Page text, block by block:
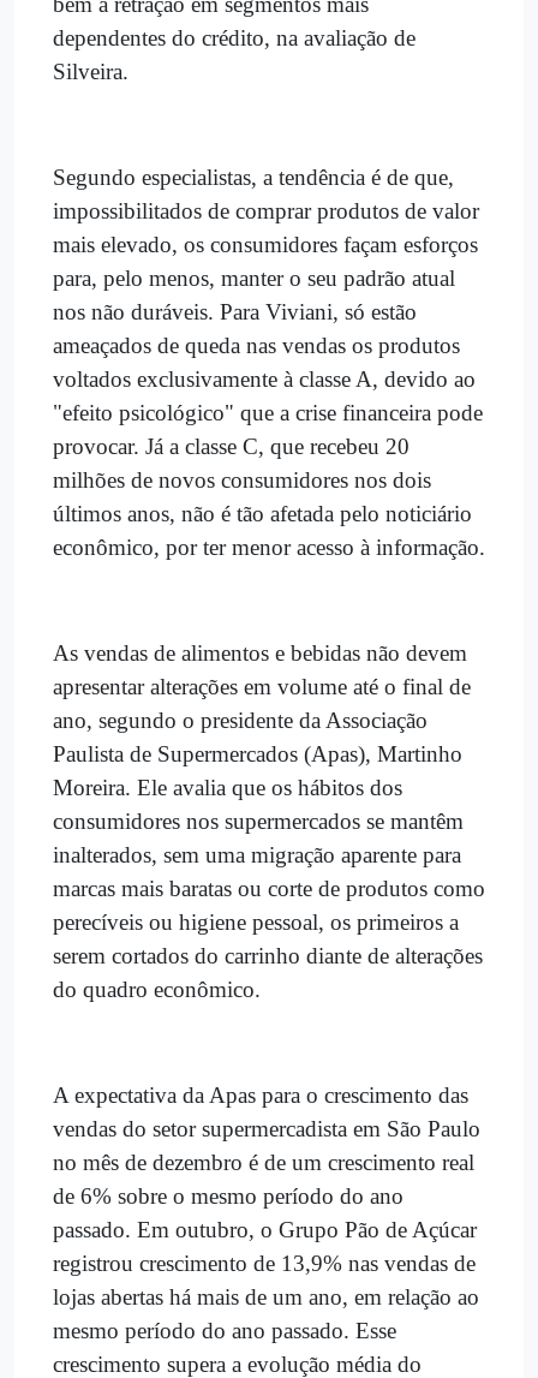
dependentes do crédito, na avaliação de
Silveira.
Segundo especialistas, a tendência é de que,
impossibilitados de comprar produtos de valor
mais elevado, os consumidores façam esforços
para, pelo menos, manter o seu padrão atual
nos não duráveis. Para Viviani, só estão
ameaçados de queda nas vendas os produtos
voltados exclusivamente à classe A, devido ao
"efeito psicológico" que a crise financeira pode
provocar. Já a classe C, que recebeu 20
milhões de novos consumidores nos dois
últimos anos, não é tão afetada pelo noticiário
econômico, por ter menor acesso à informação.
As vendas de alimentos e bebidas não devem
apresentar alterações em volume até o final de
ano, segundo o presidente da Associação
Paulista de Supermercados (Apas), Martinho
Moreira. Ele avalia que os hábitos dos
consumidores nos supermercados se mantêm
inalterados, sem uma migração aparente para
marcas mais baratas ou corte de produtos como
perecíveis ou higiene pessoal, os primeiros a
serem cortados do carrinho diante de alterações
do quadro econômico.
A expectativa da Apas para o crescimento das
vendas do setor supermercadista em São Paulo
no mês de dezembro é de um crescimento real
de 6% sobre o mesmo período do ano
passado. Em outubro, o Grupo Pão de Açúcar
registrou crescimento de 13,9% nas vendas de
lojas abertas há mais de um ano, em relação ao
mesmo período do ano passado. Esse
crescimento supera a evolução média do